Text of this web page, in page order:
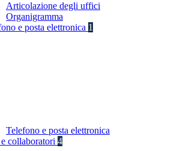
Articolazione degli uffici
Organigramma
e posta elettronica 1
Telefono e posta elettronica
collaboratori 4